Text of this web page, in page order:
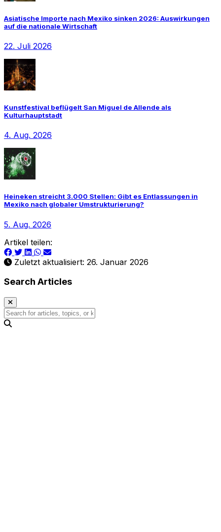
Asiatische Importe nach Mexiko sinken 2026: Auswirkungen
auf die nationale Wirtschaft
22. Juli 2026
Kunstfestival beflügelt San Miguel de Allende als
Kulturhauptstadt
4. Aug. 2026
Heineken streicht 3.000 Stellen: Gibt es Entlassungen in
Mexiko nach globaler Umstrukturierung?
5. Aug. 2026
Artikel teilen:
Zuletzt aktualisiert: 26. Januar 2026
Search Articles